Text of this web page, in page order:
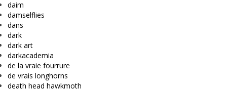
daim
damselflies
dans
dark
dark art
darkacademia
de la vraie fourrure
de vrais longhorns
death head hawkmoth